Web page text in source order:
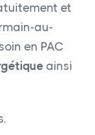
et
au-
en PAC
ainsi